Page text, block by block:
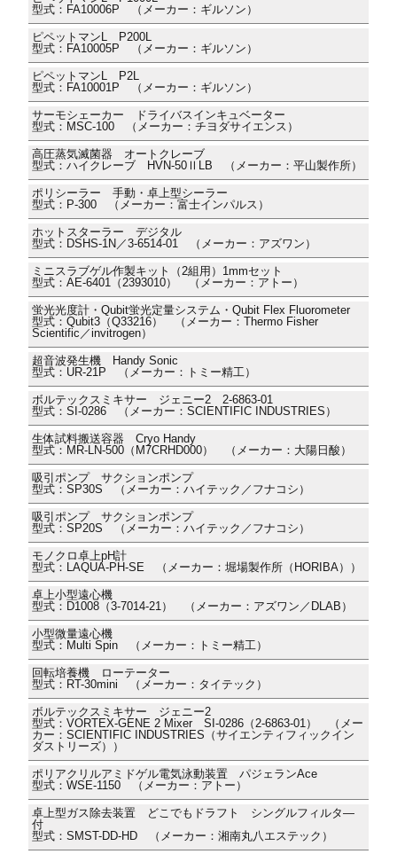
型式：FA10006P （メーカー：ギルソン）
ピペットマンL P200L
型式：FA10005P （メーカー：ギルソン）
ピペットマンL P2L
型式：FA10001P （メーカー：ギルソン）
サーモシェーカー ドライバスインキュベーター
型式：MSC-100 （メーカー：チヨダサイエンス）
高圧蒸気滅菌器 オートクレーブ
型式：ハイクレーブ HVN-50ⅡLB （メーカー：平山製作所）
ポリシーラー 手動・卓上型シーラー
型式：P-300 （メーカー：富士インパルス）
ホットスターラー デジタル
型式：DSHS-1N／3-6514-01 （メーカー：アズワン）
ミニスラブゲル作製キット（2組用）1mmセット
型式：AE-6401（2393010） （メーカー：アトー）
蛍光光度計・Qubit蛍光定量システム・Qubit Flex Fluorometer
型式：Qubit3（Q33216） （メーカー：Thermo Fisher
Scientific／invitrogen）
超音波発生機 Handy Sonic
型式：UR-21P （メーカー：トミー精工）
ボルテックスミキサー ジェニー2 2-6863-01
型式：SI-0286 （メーカー：SCIENTIFIC INDUSTRIES）
生体試料搬送容器 Cryo Handy
型式：MR-LN-500（M7CRHD000） （メーカー：大陽日酸）
吸引ポンプ サクションポンプ
型式：SP30S （メーカー：ハイテック／フナコシ）
吸引ポンプ サクションポンプ
型式：SP20S （メーカー：ハイテック／フナコシ）
モノクロ卓上pH計
型式：LAQUA-PH-SE （メーカー：堀場製作所（HORIBA））
卓上小型遠心機
型式：D1008（3-7014-21） （メーカー：アズワン／DLAB）
小型微量遠心機
型式：Multi Spin （メーカー：トミー精工）
回転培養機 ローテーター
型式：RT-30mini （メーカー：タイテック）
ボルテックスミキサー ジェニー2
型式：VORTEX-GENE 2 Mixer SI-0286（2-6863-01） （メー
カー：SCIENTIFIC INDUSTRIES（サイエンティフィックイン
ダストリーズ））
ポリアクリルアミドゲル電気泳動装置 パジェランAce
型式：WSE-1150 （メーカー：アトー）
卓上型ガス除去装置 どこでもドラフト シングルフィルタ―
付
型式：SMST-DD-HD （メーカー：湘南丸八エステック）